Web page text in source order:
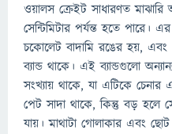
ওয়ালস ক্রেইট সাধারণত
সেন্টিমিটার পর্যন্ত হতে পারে।
চকোলেট বাদামি রঙের হয়,
ব্যান্ড থাকে। এই ব্যান্ডগুলো
সংখ্যায় থাকে, যা এটিকে
পেট সাদা থাকে, কিন্তু বড় হলে
যায়। মাথাটা গোলাকার এবং